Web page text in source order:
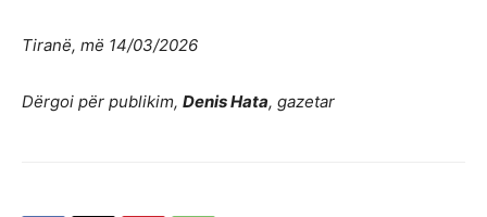
Tiranë, më 14/03/2026
Dërgoi për publikim, Denis Hata, gazetar